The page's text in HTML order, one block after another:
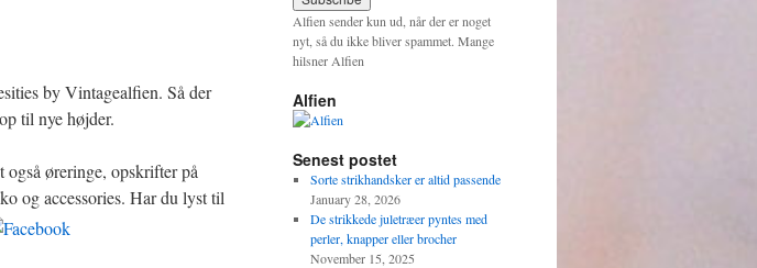
by Vintagealfien. Så der
til nye højder.
øreringe, opskrifter på
og accessories. Har du lyst til
Alfien sender kun ud, når der er noget
nyt, så du ikke bliver spammet. Mange
hilsner Alfien
Alfien
Senest postet
Sorte strikhandsker er altid passende
January 28, 2026
De strikkede juletræer pyntes med
perler, knapper eller brocher
November 15, 2025